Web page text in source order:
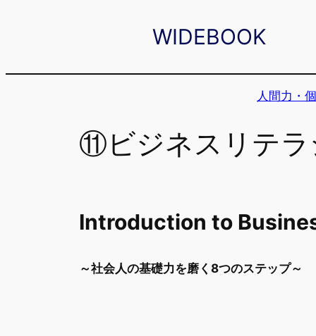
WIDEBOOK
人間力・
⑪ビジネスリテラ
Introduction to
～社会人の基礎力を磨く8つのステップ～